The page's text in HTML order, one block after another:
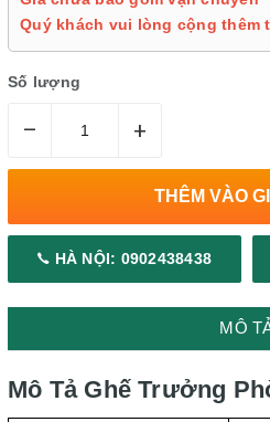
Quý khách vui lòng cộng thêm
Số lượng
– +
THÊM VÀO
HÀ NỘI: 0902438438
MÔ
Mô Tả Ghế Trưởng